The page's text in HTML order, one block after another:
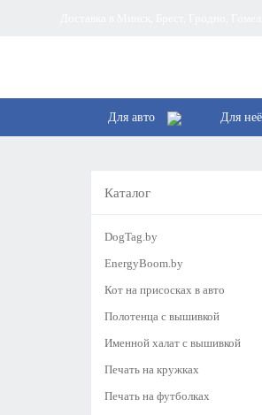
Для авто Для неё
Каталог
DogTag.by
EnergyBoom.by
Кот на присосках в авто
Полотенца с вышивкой
Именной халат с вышивкой
Печать на кружках
Печать на футболках